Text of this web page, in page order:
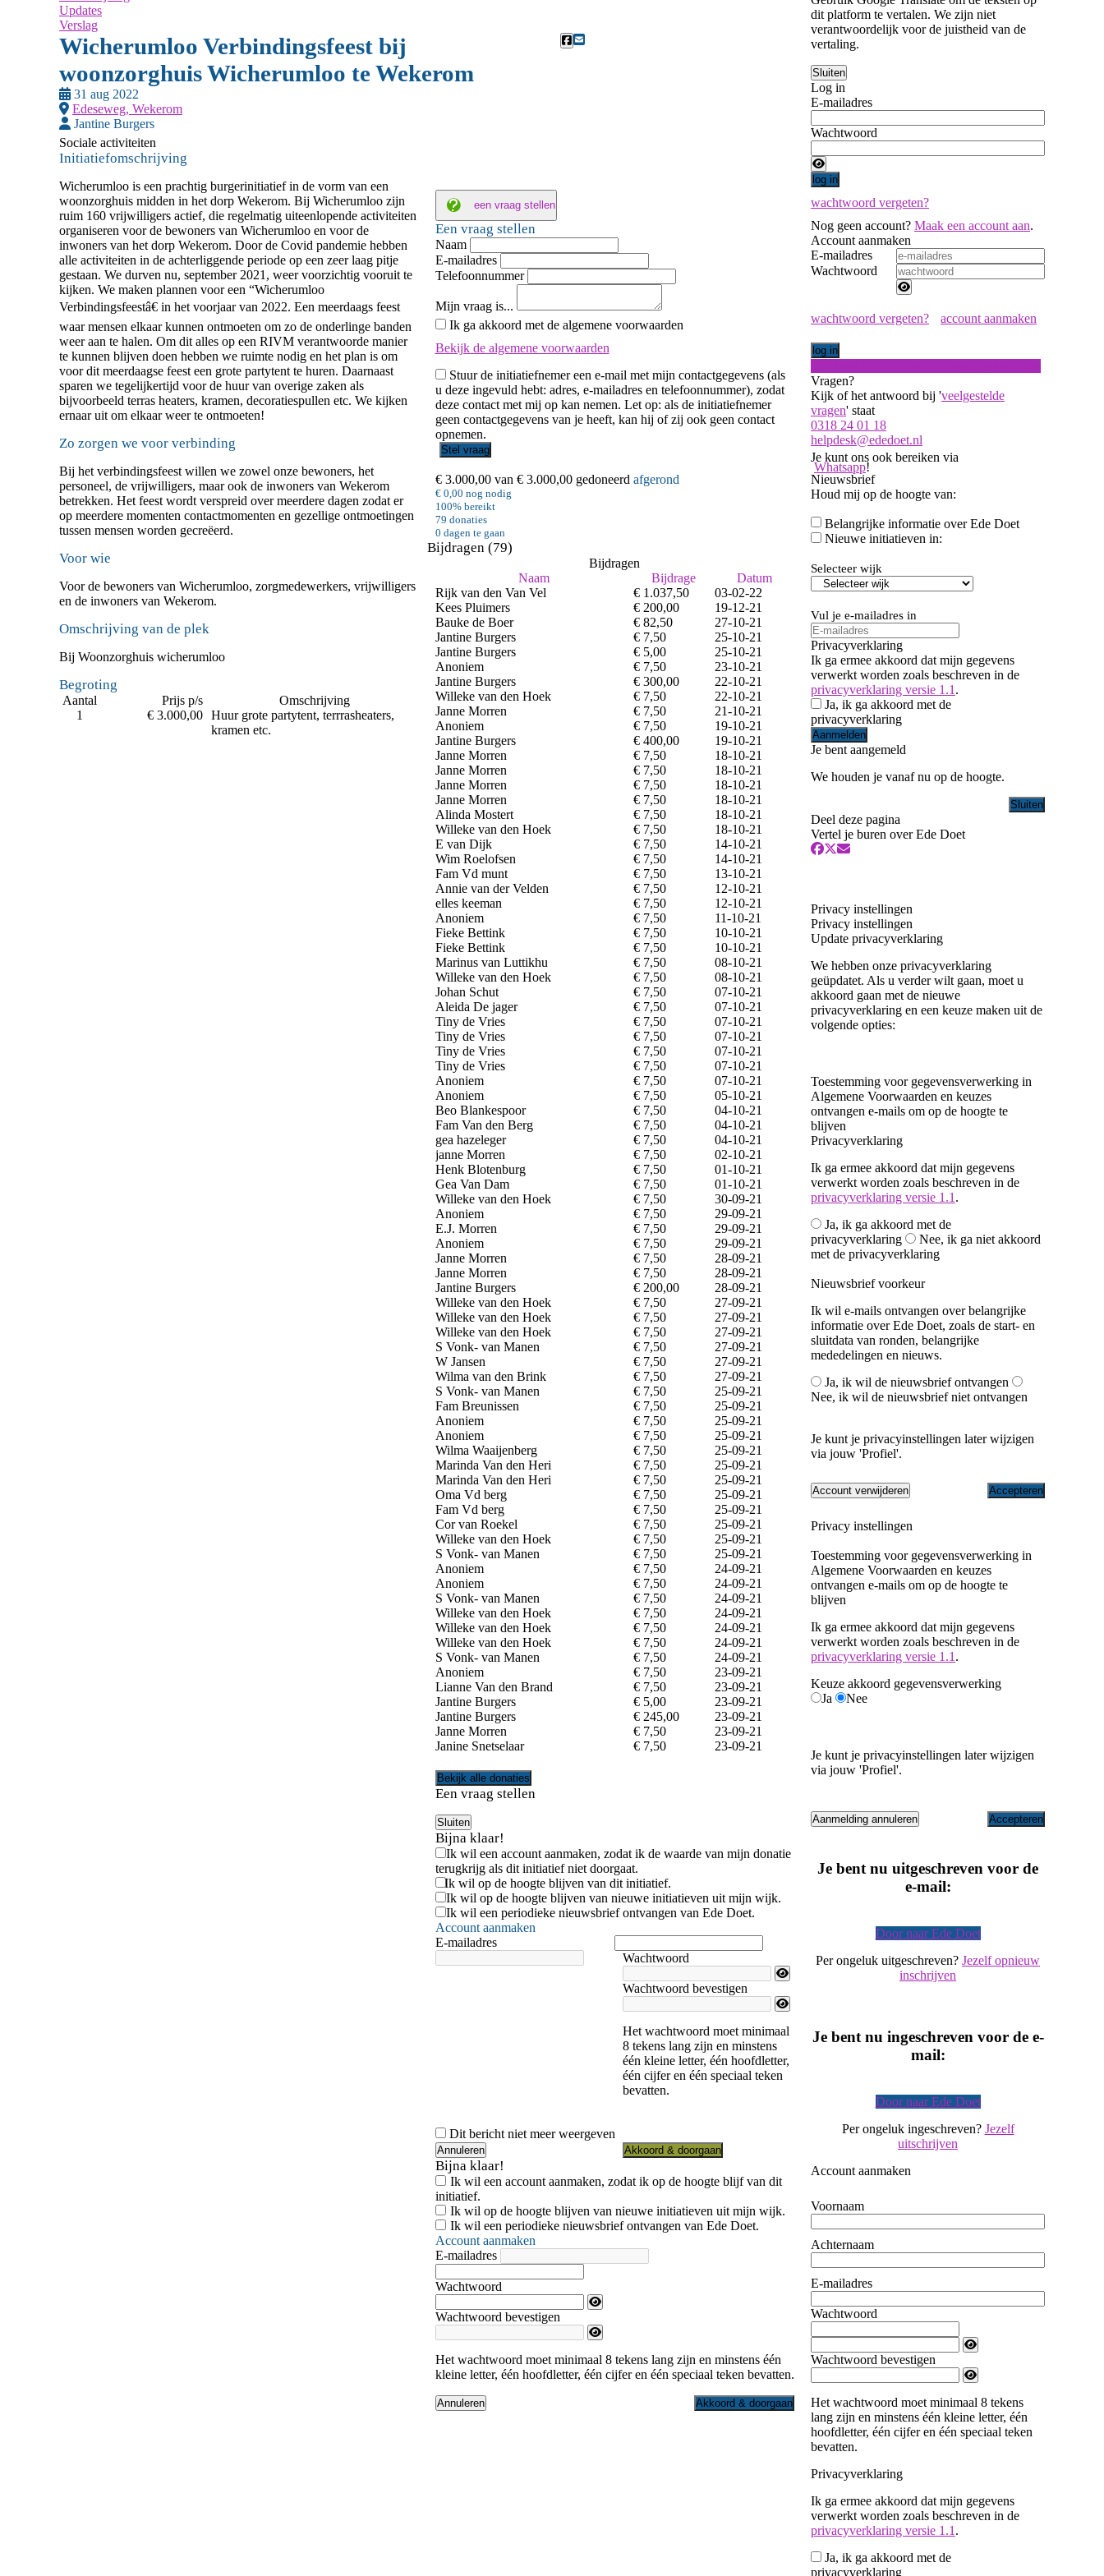
Updates
Verslag
Wicherumloo Verbindingsfeest bij
woonzorghuis Wicherumloo te Wekerom
31 aug 2022
Edeseweg, Wekerom
Jantine Burgers
Sociale activiteiten
een vraag stellen
Een vraag stellen
Naam
E-mailadres
Telefoonnummer
Mijn vraag is...
Ik ga akkoord met de algemene voorwaarden
Bekijk de algemene voorwaarden
Stuur de initiatiefnemer een e-mail met mijn contactgegevens (als
u deze ingevuld hebt: adres, e-mailadres en telefoonnummer), zodat
deze contact met mij op kan nemen. Let op: als de initiatiefnemer
geen contactgegevens van je heeft, kan hij of zij ook geen contact
opnemen.
€ 3.000,00 van € 3.000,00 gedoneerd afgerond
€ 0,00 nog nodig
100% bereikt
79 donaties
0 dagen te gaan
Bijdragen (79)
Bijdragen
Naam
Bijdrage
Datum
Rijk van den Van Vel
€ 1.037,50
03-02-22
Kees Pluimers
€ 200,00
19-12-21
Bauke de Boer
€ 82,50
27-10-21
Jantine Burgers
€ 7,50
25-10-21
Jantine Burgers
€ 5,00
25-10-21
Anoniem
€ 7,50
23-10-21
Jantine Burgers
€ 300,00
22-10-21
Willeke van den Hoek
€ 7,50
22-10-21
Janne Morren
€ 7,50
21-10-21
Anoniem
€ 7,50
19-10-21
Jantine Burgers
€ 400,00
19-10-21
Janne Morren
€ 7,50
18-10-21
Janne Morren
€ 7,50
18-10-21
Janne Morren
€ 7,50
18-10-21
Janne Morren
€ 7,50
18-10-21
Alinda Mostert
€ 7,50
18-10-21
Willeke van den Hoek
€ 7,50
18-10-21
E van Dijk
€ 7,50
14-10-21
Wim Roelofsen
€ 7,50
14-10-21
Fam Vd munt
€ 7,50
13-10-21
Annie van der Velden
€ 7,50
12-10-21
elles keeman
€ 7,50
12-10-21
Anoniem
€ 7,50
11-10-21
Fieke Bettink
€ 7,50
10-10-21
Fieke Bettink
€ 7,50
10-10-21
Marinus van Luttikhu
€ 7,50
08-10-21
Willeke van den Hoek
€ 7,50
08-10-21
Johan Schut
€ 7,50
07-10-21
Aleida De jager
€ 7,50
07-10-21
Tiny de Vries
€ 7,50
07-10-21
Tiny de Vries
€ 7,50
07-10-21
Tiny de Vries
€ 7,50
07-10-21
Tiny de Vries
€ 7,50
07-10-21
Anoniem
€ 7,50
07-10-21
Anoniem
€ 7,50
05-10-21
Beo Blankespoor
€ 7,50
04-10-21
Fam Van den Berg
€ 7,50
04-10-21
gea hazeleger
€ 7,50
04-10-21
janne Morren
€ 7,50
02-10-21
Henk Blotenburg
€ 7,50
01-10-21
Gea Van Dam
€ 7,50
01-10-21
Willeke van den Hoek
€ 7,50
30-09-21
Anoniem
€ 7,50
29-09-21
E.J. Morren
€ 7,50
29-09-21
Anoniem
€ 7,50
29-09-21
Janne Morren
€ 7,50
28-09-21
Janne Morren
€ 7,50
28-09-21
Jantine Burgers
€ 200,00
28-09-21
Willeke van den Hoek
€ 7,50
27-09-21
Willeke van den Hoek
€ 7,50
27-09-21
Willeke van den Hoek
€ 7,50
27-09-21
S Vonk- van Manen
€ 7,50
27-09-21
W Jansen
€ 7,50
27-09-21
Wilma van den Brink
€ 7,50
27-09-21
S Vonk- van Manen
€ 7,50
25-09-21
Fam Breunissen
€ 7,50
25-09-21
Anoniem
€ 7,50
25-09-21
Anoniem
€ 7,50
25-09-21
Wilma Waaijenberg
€ 7,50
25-09-21
Marinda Van den Heri
€ 7,50
25-09-21
Marinda Van den Heri
€ 7,50
25-09-21
Oma Vd berg
€ 7,50
25-09-21
Fam Vd berg
€ 7,50
25-09-21
Cor van Roekel
€ 7,50
25-09-21
Willeke van den Hoek
€ 7,50
25-09-21
S Vonk- van Manen
€ 7,50
25-09-21
Anoniem
€ 7,50
24-09-21
Anoniem
€ 7,50
24-09-21
S Vonk- van Manen
€ 7,50
24-09-21
Willeke van den Hoek
€ 7,50
24-09-21
Willeke van den Hoek
€ 7,50
24-09-21
Willeke van den Hoek
€ 7,50
24-09-21
S Vonk- van Manen
€ 7,50
24-09-21
Anoniem
€ 7,50
23-09-21
Lianne Van den Brand
€ 7,50
23-09-21
Jantine Burgers
€ 5,00
23-09-21
Jantine Burgers
€ 245,00
23-09-21
Janne Morren
€ 7,50
23-09-21
Janine Snetselaar
€ 7,50 23-09-21
Bekijk alle donaties
Een vraag stellen
Bijna klaar!
Ik wil een account aanmaken, zodat ik de waarde van mijn donatie
terugkrijg als dit initiatief niet doorgaat.
Ik wil op de hoogte blijven van dit initiatief.
Ik wil op de hoogte blijven van nieuwe initiatieven uit mijn wijk.
Ik wil een periodieke nieuwsbrief ontvangen van Ede Doet.
Account aanmaken
E-mailadres
Wachtwoord
Wachtwoord bevestigen
Het wachtwoord moet minimaal
8 tekens lang zijn en minstens
één kleine letter, één hoofdletter,
één cijfer en één speciaal teken
bevatten.
Dit bericht niet meer weergeven
Akkoord & doorgaan
Bijna klaar!
Ik wil een account aanmaken, zodat ik op de hoogte blijf van dit
initiatief.
Ik wil op de hoogte blijven van nieuwe initiatieven uit mijn wijk.
Ik wil een periodieke nieuwsbrief ontvangen van Ede Doet.
Account aanmaken
E-mailadres
Wachtwoord
Wachtwoord bevestigen
Het wachtwoord moet minimaal 8 tekens lang zijn en minstens één
kleine letter, één hoofdletter, één cijfer en één speciaal teken bevatten.
Akkoord & doorgaan
Initiatiefomschrijving
Wicherumloo is een prachtig burgerinitiatief in de vorm van een
woonzorghuis midden in het dorp Wekerom. Bij Wicherumloo zijn
ruim 160 vrijwilligers actief, die regelmatig uiteenlopende activiteiten
organiseren voor de bewoners van Wicherumloo en voor de
inwoners van het dorp Wekerom. Door de Covid pandemie hebben
alle activiteiten in de achterliggende periode op een zeer laag pitje
gestaan. We durven nu, september 2021, weer voorzichtig vooruit te
kijken. We maken plannen voor een “Wicherumloo
Verbindingsfeestâ€ in het voorjaar van 2022. Een meerdaags feest
waar mensen elkaar kunnen ontmoeten om zo de onderlinge banden
weer aan te halen. Om dit alles op een RIVM verantwoorde manier
te kunnen blijven doen hebben we ruimte nodig en het plan is om
voor dit meerdaagse feest een grote partytent te huren. Daarnaast
sparen we tegelijkertijd voor de huur van overige zaken als
bijvoorbeeld terras heaters, kramen, decoratiespullen etc. We kijken
ernaar uit om elkaar weer te ontmoeten!
Zo zorgen we voor verbinding
Bij het verbindingsfeest willen we zowel onze bewoners, het
personeel, de vrijwilligers, maar ook de inwoners van Wekerom
betrekken. Het feest wordt verspreid over meerdere dagen zodat er
op meerdere momenten contactmomenten en gezellige ontmoetingen
tussen mensen worden gecreëerd.
Voor wie
Voor de bewoners van Wicherumloo, zorgmedewerkers, vrijwilligers
en de inwoners van Wekerom.
Omschrijving van de plek
Bij Woonzorghuis wicherumloo
Begroting
Aantal Prijs p/s
Omschrijving
1
€ 3.000,00 Huur grote partytent, terrrasheaters,
kramen etc.
dit platform te vertalen. We zijn niet
verantwoordelijk voor de juistheid van de
vertaling.
Log in
E-mailadres
Wachtwoord
wachtwoord vergeten?
Nog geen account? Maak een account aan.
Account aanmaken
E-mailadres
Wachtwoord
wachtwoord vergeten? account aanmaken
Vragen?
Kijk of het antwoord bij 'veelgestelde
vragen' staat
0318 24 01 18
helpdesk@ededoet.nl
Je kunt ons ook bereiken via
Whatsapp!
Nieuwsbrief
Houd mij op de hoogte van:
Belangrijke informatie over Ede DoetAanvinken om
Nieuwe initiatieven in:
Selecteer wijk
Vul je e-mailadres in
Privacyverklaring
Ik ga ermee akkoord dat mijn gegevens
verwerkt worden zoals beschreven in de
privacyverklaring versie 1.1 .
Ja, ik ga akkoord met de
privacyverklaring
Aanmelden
Je bent aangemeld
We houden je vanaf nu op de hoogte.
Deel deze pagina
Vertel je buren over Ede Doet
Privacy instellingen
Privacy instellingen
Update privacyverklaring
We hebben onze privacyverklaring
geüpdatet. Als u verder wilt gaan, moet u
akkoord gaan met de nieuwe
privacyverklaring en een keuze maken uit de
volgende opties:
Toestemming voor gegevensverwerking in
Algemene Voorwaarden en keuzes
ontvangen e-mails om op de hoogte te
blijven
Privacyverklaring
Ik ga ermee akkoord dat mijn gegevens
verwerkt worden zoals beschreven in de
privacyverklaring versie 1.1 .
Ja, ik ga akkoord met de
privacyverklaring
Nee, ik ga niet akkoord
met de privacyverklaring
Nieuwsbrief voorkeur
Ik wil e-mails ontvangen over belangrijke
informatie over Ede Doet, zoals de start- en
sluitdata van ronden, belangrijke
mededelingen en nieuws.
Ja, ik wil de nieuwsbrief ontvangen
Nee, ik wil de nieuwsbrief niet ontvangen
Je kunt je privacyinstellingen later wijzigen
via jouw 'Profiel'.
Accepteren
Privacy instellingen
Toestemming voor gegevensverwerking in
Algemene Voorwaarden en keuzes
ontvangen e-mails om op de hoogte te
blijven
Ik ga ermee akkoord dat mijn gegevens
verwerkt worden zoals beschreven in de
privacyverklaring versie 1.1 .
Keuze akkoord gegevensverwerking
Ja
Nee
Je kunt je privacyinstellingen later wijzigen
via jouw 'Profiel'.
Je bent nu uitgeschreven voor de
e-mail:
Door naar Ede Doet
Per ongeluk uitgeschreven? Jezelf opnieuw
inschrijven
Je bent nu ingeschreven voor de e-
mail:
Door naar Ede Doet
Per ongeluk ingeschreven? Jezelf
uitschrijven
Account aanmaken
Voornaam
Achternaam
E-mailadres
Wachtwoord
Wachtwoord bevestigen
Het wachtwoord moet minimaal 8 tekens
lang zijn en minstens één kleine letter, één
hoofdletter, één cijfer en één speciaal teken
bevatten.
Privacyverklaring
Ik ga ermee akkoord dat mijn gegevens
verwerkt worden zoals beschreven in de
privacyverklaring versie 1.1 .
Ja, ik ga akkoord met de
privacyverklaring